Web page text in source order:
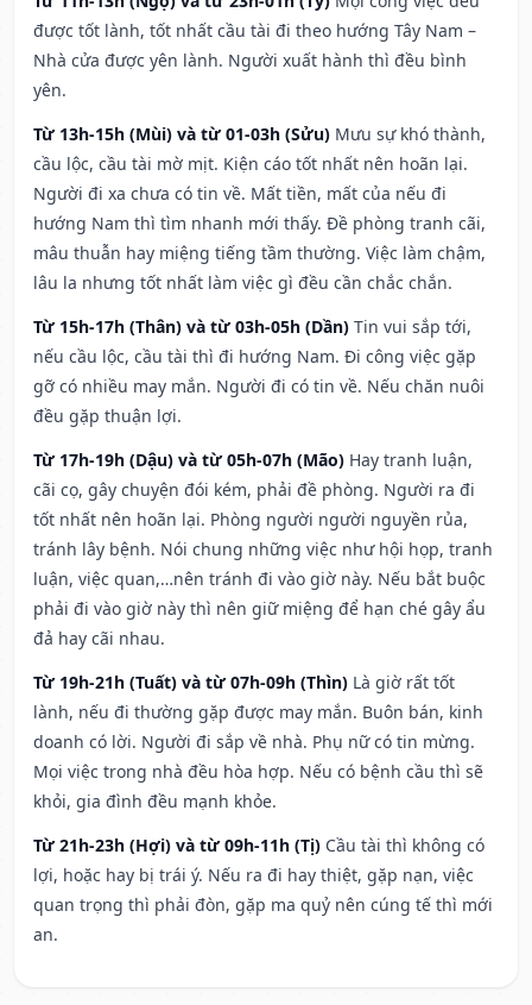
được tốt lành, tốt nhất cầu tài đi theo hướng Tây Nam –
Nhà cửa được yên lành. Người xuất hành thì đều bình
yên.
Từ 13h-15h (Mùi) và từ 01-03h (Sửu) Mưu sự khó thành,
cầu lộc, cầu tài mờ mịt. Kiện cáo tốt nhất nên hoãn lại.
Người đi xa chưa có tin về. Mất tiền, mất của nếu đi
hướng Nam thì tìm nhanh mới thấy. Đề phòng tranh cãi,
mâu thuẫn hay miệng tiếng tầm thường. Việc làm chậm,
lâu la nhưng tốt nhất làm việc gì đều cần chắc chắn.
Từ 15h-17h (Thân) và từ 03h-05h (Dần) Tin vui sắp tới,
nếu cầu lộc, cầu tài thì đi hướng Nam. Đi công việc gặp
gỡ có nhiều may mắn. Người đi có tin về. Nếu chăn nuôi
đều gặp thuận lợi.
Từ 17h-19h (Dậu) và từ 05h-07h (Mão) Hay tranh luận,
cãi cọ, gây chuyện đói kém, phải đề phòng. Người ra đi
tốt nhất nên hoãn lại. Phòng người người nguyền rủa,
tránh lây bệnh. Nói chung những việc như hội họp, tranh
luận, việc quan,…nên tránh đi vào giờ này. Nếu bắt buộc
phải đi vào giờ này thì nên giữ miệng để hạn ché gây ẩu
đả hay cãi nhau.
Từ 19h-21h (Tuất) và từ 07h-09h (Thìn) Là giờ rất tốt
lành, nếu đi thường gặp được may mắn. Buôn bán, kinh
doanh có lời. Người đi sắp về nhà. Phụ nữ có tin mừng.
Mọi việc trong nhà đều hòa hợp. Nếu có bệnh cầu thì sẽ
khỏi, gia đình đều mạnh khỏe.
Từ 21h-23h (Hợi) và từ 09h-11h (Tị) Cầu tài thì không có
lợi, hoặc hay bị trái ý. Nếu ra đi hay thiệt, gặp nạn, việc
quan trọng thì phải đòn, gặp ma quỷ nên cúng tế thì mới
an.